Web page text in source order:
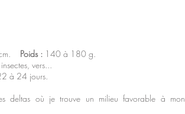
Poids : 140 à 180 g.
vers...
à 24 jours.
deltas où je trouve un milieu favorable à mon